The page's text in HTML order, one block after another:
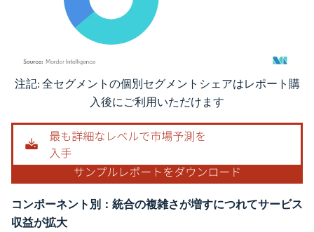
画像 © Mordor Intelligence。再利用にはCC BY 4.0の表示が必要です。
注記: 全セグメントの個別セグメントシェアはレポート購
入後にご利用いただけます
コンポーネント別：統合の複雑さが増すにつれてサービス
収益が拡大